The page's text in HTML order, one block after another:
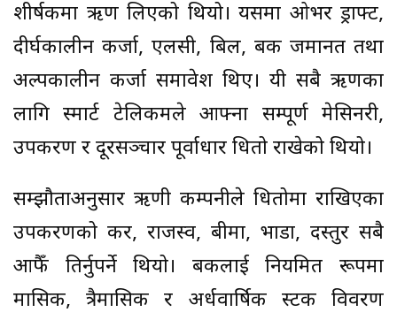
शीर्षकमा ऋण लिएको थियो। यसमा ओभर ड्राफ्ट,
दीर्घकालीन कर्जा, एलसी, बिल, बैंक जमानत तथा
अल्पकालीन कर्जा समावेश थिए। यी सबै ऋणका
लागि स्मार्ट टेलिकमले आफ्ना सम्पूर्ण मेसिनरी,
उपकरण र दूरसञ्चार पूर्वाधार धितो राखेको थियो।
सम्झौताअनुसार ऋणी कम्पनीले धितोमा राखिएका
उपकरणको कर, राजस्व, बीमा, भाडा, दस्तुर सबै
आफैँ तिर्नुपर्ने थियो। बैंकलाई नियमित रूपमा
मासिक, त्रैमासिक र अर्धवार्षिक स्टक विवरण